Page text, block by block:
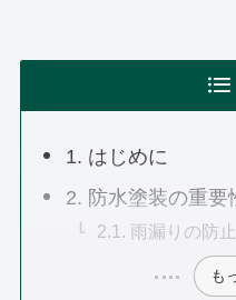
1. はじめに
2. 防水塗装の重要
2.1. 雨漏りの防止
も